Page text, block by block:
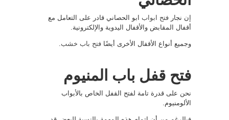
إن نجار فتح ابواب ابو الحصاني قادر على التعامل مع
أقفال المقابض والأقفال اليدوية والإلكترونية.
وجميع أنواع الأقفال الأخرى أيضًا فتح باب خشب
فتح قفل باب المنيوم
نحن على قدرة تامة لفتح القفل الخاص بالأبواب
الألومنيوم.